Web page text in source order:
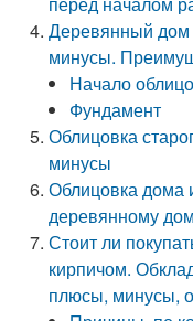
Деревянный
минусы.
Начало
Фундамент
Облицовка
минусы
Облицовка дома
деревянному
Стоит ли
кирпичом.
плюсы, минусы,